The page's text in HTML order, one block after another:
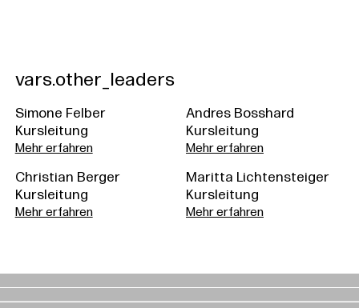
vars.other_leaders
Simone Felber
Kursleitung
Mehr erfahren
Andres Bosshard
Kursleitung
Mehr erfahren
Christian Berger
Kursleitung
Mehr erfahren
Maritta Lichtensteiger
Kursleitung
Mehr erfahren